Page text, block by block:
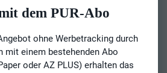
dem PUR-Abo
ohne Werbetracking durch
mit einem bestehenden Abo
oder AZ PLUS) erhalten das